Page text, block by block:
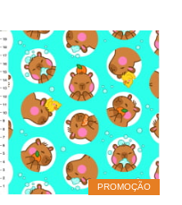
PROMOÇÃO